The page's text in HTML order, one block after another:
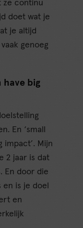
ze continu
doet wat je
je altijd
genoeg
have big
En ‘small
impact’. Mijn
2 jaar is dat
En door die
is je doel
en